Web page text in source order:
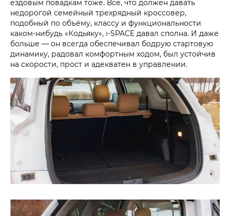
ездовым повадкам тоже. Всё, что должен давать
недорогой семейный трехрядный кроссовер,
подобный по объёму, классу и функциональности
каком-нибудь «Кодьяку», i‑SPACE давал сполна. И даже
больше — он всегда обеспечивал бодрую стартовую
динамику, радовал комфортным ходом, был устойчив
на скорости, прост и адекватен в управлении.